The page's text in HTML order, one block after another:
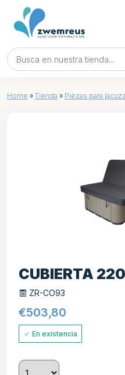
Home » Tienda » Piezas para
CUBIERTA
ZR-CO93
€503,80
En existencia